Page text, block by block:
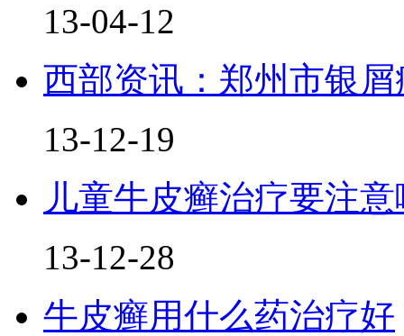
13-04-12
西部资讯：郑州市银
13-12-19
儿童牛皮癣治疗要注
13-12-28
牛皮癣用什么药治疗好